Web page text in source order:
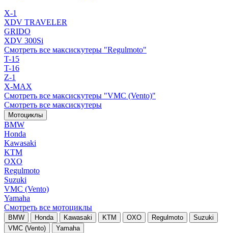
X-1
XDV TRAVELER
GRIDO
XDV 300Si
Смотреть все максискутеры "Regulmoto"
T-15
T-16
Z-1
X-MAX
Смотреть все максискутеры "VMC (Vento)"
Смотреть все максискутеры
Мотоциклы
BMW
Honda
Kawasaki
KTM
OXO
Regulmoto
Suzuki
VMC (Vento)
Yamaha
Смотреть все мотоциклы
BMW Honda Kawasaki KTM OXO Regulmoto
Suzuki
VMC (Vento)
Yamaha